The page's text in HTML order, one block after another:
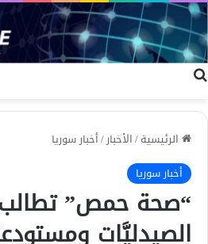
الرئيسية/الأخبار/أخبار سوريا
أخبار سوريا
“صحة حمص”
الصيدليَّات